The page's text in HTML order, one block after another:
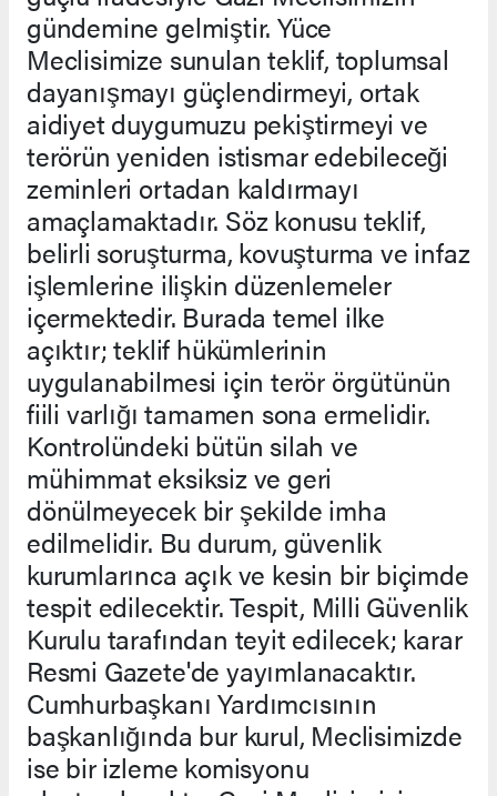
gündemine gelmiştir. Yüce
Meclisimize sunulan teklif, toplumsal
dayanışmayı güçlendirmeyi, ortak
aidiyet duygumuzu pekiştirmeyi ve
terörün yeniden istismar edebileceği
zeminleri ortadan kaldırmayı
amaçlamaktadır. Söz konusu teklif,
belirli soruşturma, kovuşturma ve infaz
işlemlerine ilişkin düzenlemeler
içermektedir. Burada temel ilke
açıktır; teklif hükümlerinin
uygulanabilmesi için terör örgütünün
fiili varlığı tamamen sona ermelidir.
Kontrolündeki bütün silah ve
mühimmat eksiksiz ve geri
dönülmeyecek bir şekilde imha
edilmelidir. Bu durum, güvenlik
kurumlarınca açık ve kesin bir biçimde
tespit edilecektir. Tespit, Milli Güvenlik
Kurulu tarafından teyit edilecek; karar
Resmi Gazete'de yayımlanacaktır.
Cumhurbaşkanı Yardımcısının
başkanlığında bur kurul, Meclisimizde
ise bir izleme komisyonu